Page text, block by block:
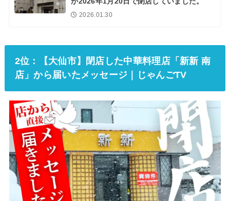
2026.01.30
2位：【大仙市】閉店した中華料理店「新新 南
店」から届いたメッセージ｜じゃんごTV